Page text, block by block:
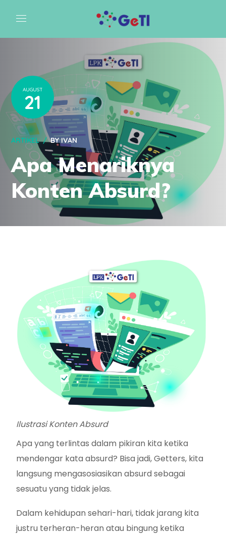
AUGUST
21
ARTIKEL BYIVAN
Apa Menariknya
Konten Absurd?
Ilustrasi Konten Absurd
Apa yang terlintas dalam pikiran kita ketika
mendengar kata absurd? Bisa jadi, Getters, kita
langsung mengasosiasikan absurd sebagai
sesuatu yang tidak jelas.
Dalam kehidupan sehari-hari, tidak jarang kita
justru terheran-heran atau bingung ketika